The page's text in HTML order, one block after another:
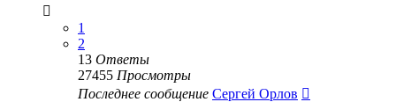
1
2
13 Ответы
27455 Просмотры
Последнее сообщение Сергей Орлов